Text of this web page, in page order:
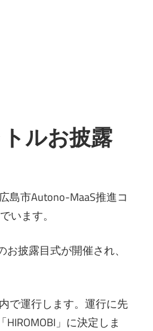
トルお披露
島市Autono-MaaS推進コ
います。
披露目式が開催され、
で運行します。運行に先
」に決定しま